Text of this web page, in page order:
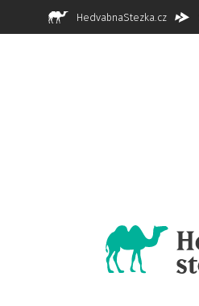
HedvabnaStezka.cz